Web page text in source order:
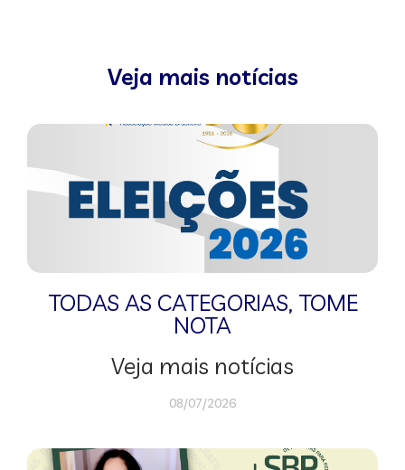
Veja mais notícias
TODAS AS CATEGORIAS, TOME
NOTA
Veja mais notícias
08/07/2026